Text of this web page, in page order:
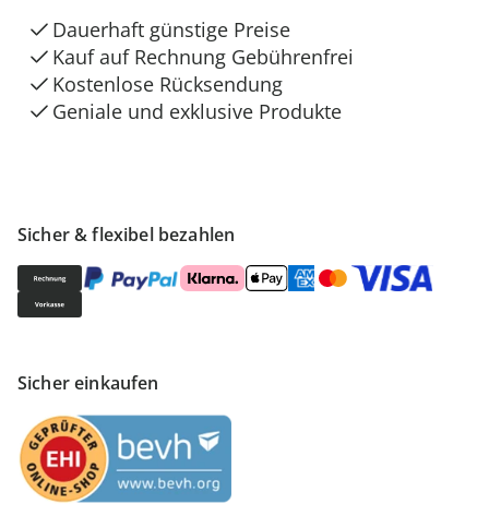
Sicher & flexibel bezahlen
Sicher einkaufen
Dauerhaft günstige Preise
Kauf auf Rechnung Gebührenfrei
Kostenlose Rücksendung
Geniale und exklusive Produkte